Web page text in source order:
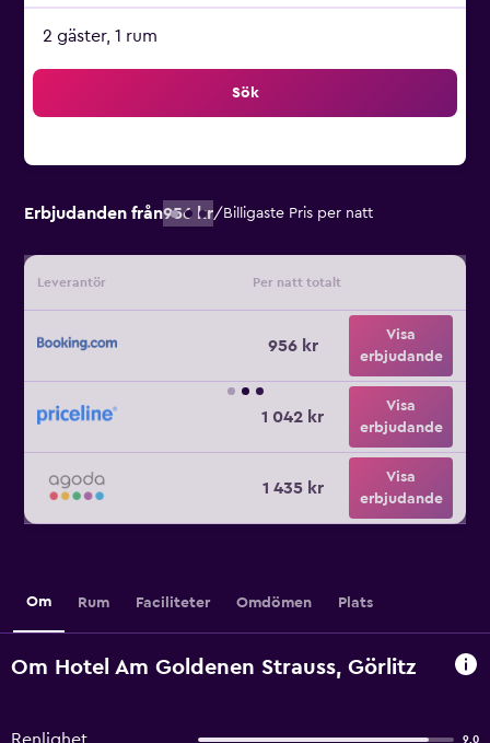
2 gäster, 1 rum
Sök
Erbjudanden från956 kr/ Billigaste Pris per natt
Leverantör Per natt totalt
956 kr
Visa
erbjudande
1 042 kr
Visa
erbjudande
1 435 kr
Visa
erbjudande
Om Rum Faciliteter Omdömen Plats
Om Hotel Am Goldenen Strauss, Görlitz
9,0